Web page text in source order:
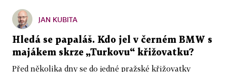
JAN KUBITA
Hledá se papaláš. Kdo jel v černém BMW s
majákem skrze „Turkovu“ křižovatku?
Před několika dny se do jedné pražské křižovatky